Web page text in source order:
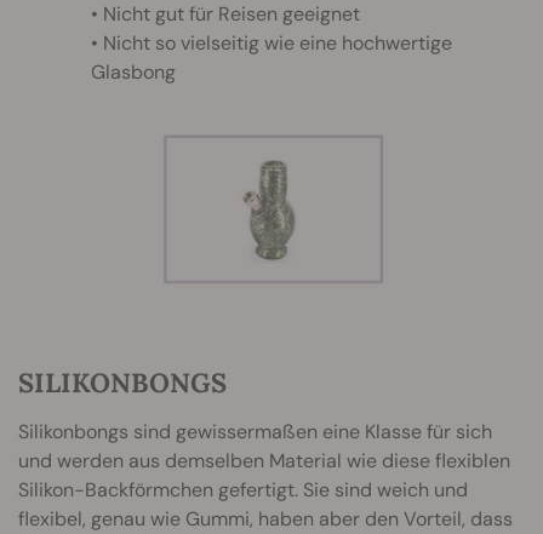
• Nicht gut für Reisen geeignet
• Nicht so vielseitig wie eine hochwertige
Glasbong
SILIKONBONGS
Silikonbongs sind gewissermaßen eine Klasse für sich
und werden aus demselben Material wie diese flexiblen
Silikon-Backförmchen gefertigt. Sie sind weich und
flexibel, genau wie Gummi, haben aber den Vorteil, dass